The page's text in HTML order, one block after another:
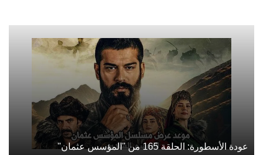
عودة الأسطورة: الحلقة 165 من "المؤسس عثمان"